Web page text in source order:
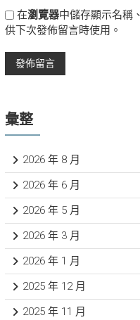
在瀏覽器中儲存顯示名稱
供下次發佈留言時使用。
彙整
2026 年 8 月
2026 年 6 月
2026 年 5 月
2026 年 3 月
2026 年 1 月
2025 年 12 月
2025 年 11 月